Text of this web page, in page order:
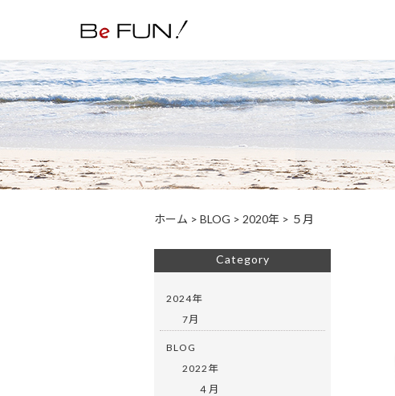
ホーム > BLOG > 2020年 > ５月
Category
2024年
7月
BLOG
2022年
４月